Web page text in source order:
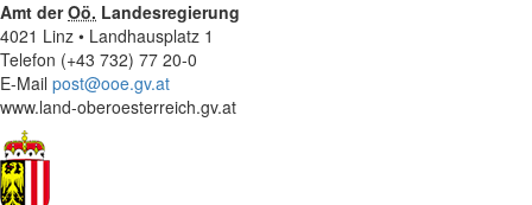
Amt derOö. Landesregierung
4021 Linz • Landhausplatz 1
Telefon (+43 732) 77 20-0
E-Mail post@ooe.gv.at
www.land-oberoesterreich.gv.at